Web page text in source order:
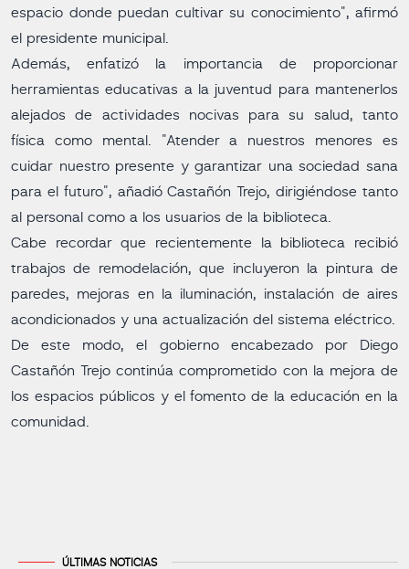
espacio donde puedan cultivar su conocimiento", afirmó
el presidente municipal.
Además, enfatizó la importancia de proporcionar
herramientas educativas a la juventud para mantenerlos
alejados de actividades nocivas para su salud, tanto
física como mental. "Atender a nuestros menores es
cuidar nuestro presente y garantizar una sociedad sana
para el futuro", añadió Castañón Trejo, dirigiéndose tanto
al personal como a los usuarios de la biblioteca.
Cabe recordar que recientemente la biblioteca recibió
trabajos de remodelación, que incluyeron la pintura de
paredes, mejoras en la iluminación, instalación de aires
acondicionados y una actualización del sistema eléctrico.
De este modo, el gobierno encabezado por Diego
Castañón Trejo continúa comprometido con la mejora de
los espacios públicos y el fomento de la educación en la
comunidad.
ÚLTIMAS NOTICIAS